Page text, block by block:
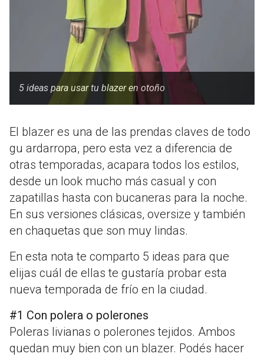
5 ideas para usar tu blazer en otoño
El blazer es una de las prendas claves de todo
gu ardarropa, pero esta vez a diferencia de
otras temporadas, acapara todos los estilos,
desde un look mucho más casual y con
zapatillas hasta con bucaneras para la noche.
En sus versiones clásicas, oversize y también
en chaquetas que son muy lindas.
En esta nota te comparto 5 ideas para que
elijas cuál de ellas te gustaría probar esta
nueva temporada de frío en la ciudad.
#1 Con polera o polerones
Poleras livianas o polerones tejidos. Ambos
quedan muy bien con un blazer. Podés hacer